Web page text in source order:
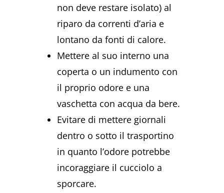
non deve restare isolato) al
riparo da correnti d’aria e
lontano da fonti di calore.
Mettere al suo interno una
coperta o un indumento con
il proprio odore e una
vaschetta con acqua da bere.
Evitare di mettere giornali
dentro o sotto il trasportino
in quanto l’odore potrebbe
incoraggiare il cucciolo a
sporcare.